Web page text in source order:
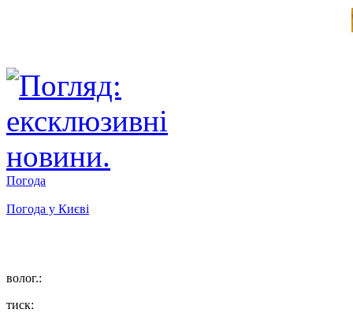
Погода
Погода у Києві
волог.:
тиск: